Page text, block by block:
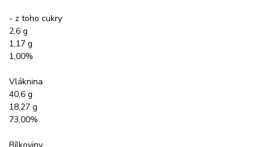
- z toho cukry
2,6 g
1,17 g
1,00%
Vláknina
40,6 g
18,27 g
73,00%